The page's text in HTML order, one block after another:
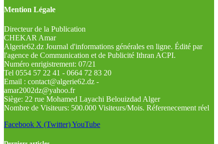
Mention Légale
Directeur de la Publication
CHEKAR Amar
Algerie62.dz Journal d'informations générales en ligne. Édité par
l'agence de Communication et de Publicité Ithran ACPI.
Numéro enrigistrement: 07/21
Tel 0554 57 22 41 - 0664 72 83 20
Email : contact@algerie62.dz -
amar2002dz@yahoo.fr
Siège: 22 rue Mohamed Layachi Belouizdad Alger
Nombre de Visiteurs: 500.000 Visiteurs/Mois. Réferenecement réel
Facebook X (Twitter)YouTube